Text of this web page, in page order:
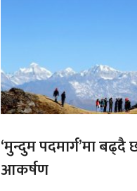
‘मुन्दुम पदमार्ग’मा
आकर्षण